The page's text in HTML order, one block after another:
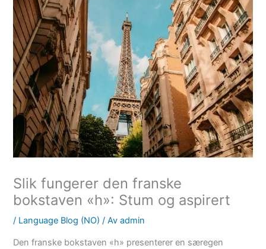
Slik fungerer den franske
bokstaven «h»: Stum og aspirert
/ Language Blog (NO) / Av admin
Den franske bokstaven «h» presenterer en særegen